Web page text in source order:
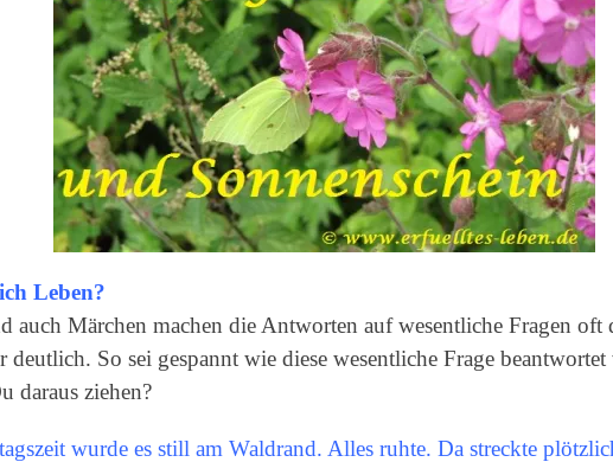
Leben?
auch Märchen machen die Antworten auf wesentliche Fragen oft
deutlich. So sei gespannt wie diese wesentliche Frage
daraus ziehen?
wurde es still am Waldrand. Alles ruhte. Da streckte